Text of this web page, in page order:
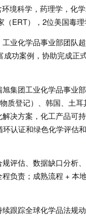
境科学，药理学，化
（ERT），2位美国毒理
业化学品事业部团队
功案例，协助完成正
集团工业化学品事业
质登记）、韩国、土
决方案，化工产品可
认证和绿色化学评估
评估、数据缺口分析
负责；成熟流程 + 本
跟踪全球化学品法规